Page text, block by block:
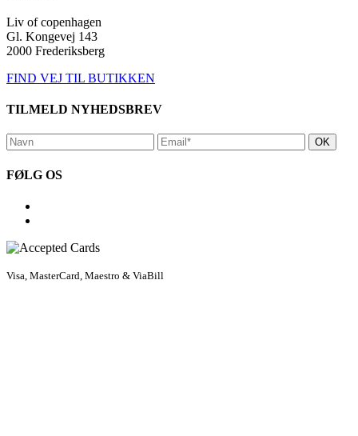
Liv of copenhagen
Gl. Kongevej 143
2000 Frederiksberg
FIND VEJ TIL BUTIKKEN
TILMELD NYHEDSBREV
FØLG OS
Visa, MasterCard, Maestro & ViaBill